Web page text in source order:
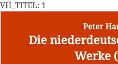
VH_TITEL: 1
Peter
Die
Werke